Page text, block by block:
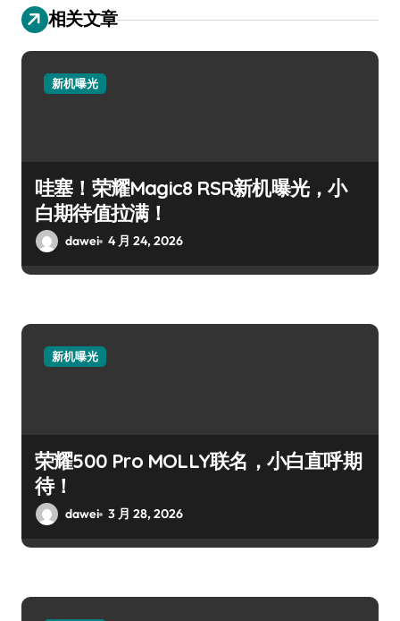
相关文章
新机曝光
哇塞！荣耀Magic8 RSR新机曝光，小
白期待值拉满！
dawei 4 月 24, 2026
新机曝光
荣耀500 Pro MOLLY联名，小白直呼期
待！
dawei 3 月 28, 2026